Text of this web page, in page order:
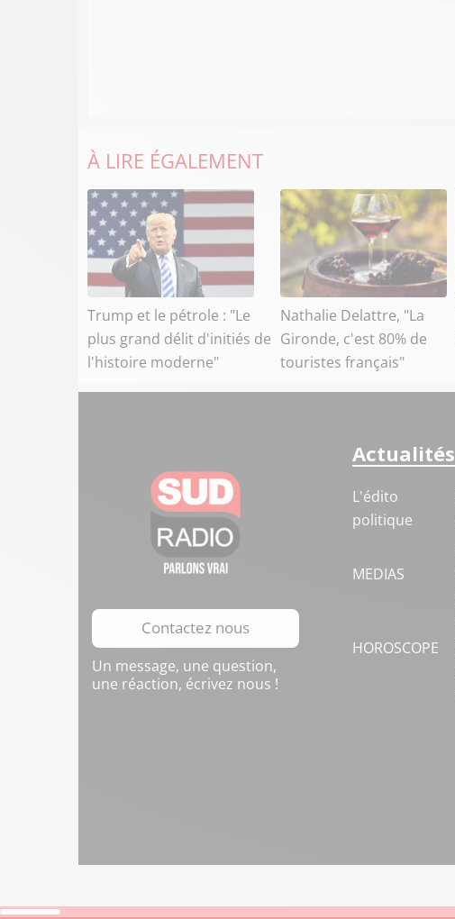
À LIRE ÉGALEMENT
Trump et le pétrole : "Le
plus grand délit d'initiés de
l'histoire moderne"
Nathalie Delattre, "La
Gironde, c'est 80% de
touristes français"
Contactez nous
Un message, une question,
une réaction, écrivez nous !
Actualités
L'édito
politique
MEDIAS
HOROSCOPE